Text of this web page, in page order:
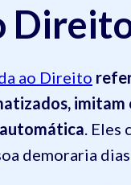
ao Direito
. Eles
demoraria